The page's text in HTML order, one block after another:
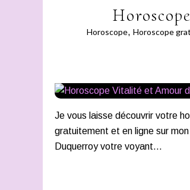
Horoscope, Horoscope
Je vous laisse découvrir votre
gratuitement et en ligne sur
Duquerroy votre voyant...